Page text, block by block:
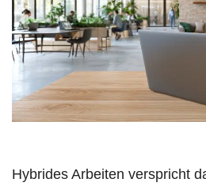
Hybrides Arbeiten verspricht